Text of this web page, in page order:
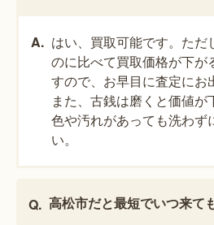
はい、買取可能です。ただ
のに比べて買取価格が下が
すので、お早目に査定にお
また、古銭は磨くと価値が
色や汚れがあっても洗わず
い。
高松市だと最短でいつ来て